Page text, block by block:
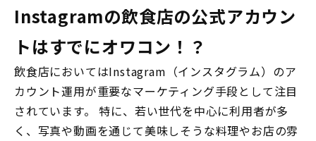
Instagramの飲食店の公式アカウン
トはすでにオワコン！？
飲食店においてはInstagram（インスタグラム）のア
カウント運用が重要なマーケティング手段として注目
されています。 特に、若い世代を中心に利用者が多
く、写真や動画を通じて美味しそうな料理やお店の雰